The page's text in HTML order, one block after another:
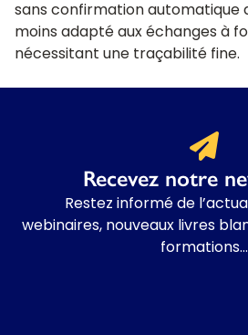
sans confirmation
moins adapté aux échanges à
nécessitant une traçabilité fine.
Recevez notre
Restez informé de
webinaires, nouveaux livres
formations…